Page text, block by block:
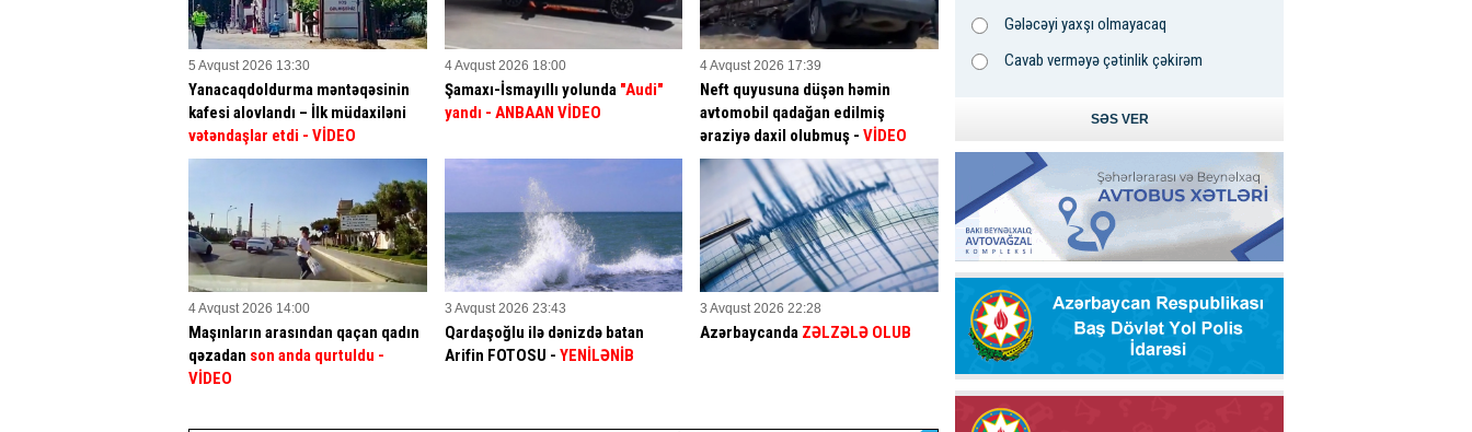
5 Avqust 2026 13:30
Yanacaqdoldurma məntəqəsinin
kafesi alovlandı – İlk müdaxiləni
vətəndaşlar etdi - VİDEO
4 Avqust 2026 18:00
Şamaxı-İsmayıllı yolunda"Audi"
yandı - ANBAAN VİDEO
4 Avqust 2026 17:39
Neft quyusuna düşən həmin
avtomobil qadağan edilmiş
əraziyə daxil olubmuş -VİDEO
4 Avqust 2026 14:00
Maşınların arasından qaçan qadın
qəzadan son anda qurtuldu -
VİDEO
3 Avqust 2026 23:43
Qardaşoğlu ilə dənizdə batan
Arifin FOTOSU - YENİLƏNİB
3 Avqust 2026 22:28
Azərbaycanda ZƏLZƏLƏ OLUB
Gələcəyi yaxşı olmayacaq
Cavab verməyə çətinlik çəkirəm